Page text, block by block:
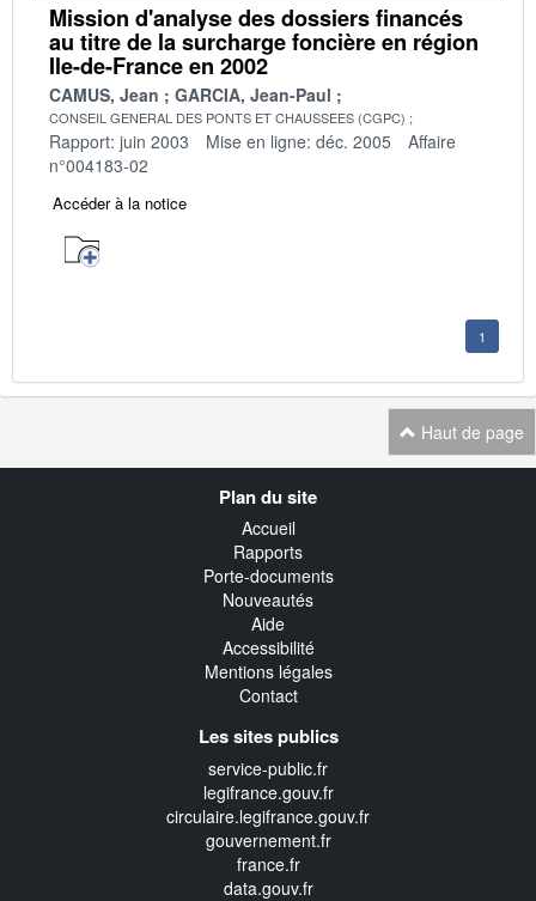
Mission d'analyse des dossiers financés
au titre de la surcharge foncière en région
Ile-de-France en 2002
CAMUS, Jean GARCIA, Jean-Paul
CONSEIL GENERAL DES PONTS ET CHAUSSEES (CGPC)
Rapport: juin 2003 Mise en ligne: déc. 2005
Affaire
n°004183-02
Accéder à la notice
1
Haut de page
Plan du site
Accueil
Rapports
Porte-documents
Nouveautés
Aide
Accessibilité
Mentions légales
Contact
Les sites publics
service-public.fr
legifrance.gouv.fr
circulaire.legifrance.gouv.fr
gouvernement.fr
france.fr
data.gouv.fr